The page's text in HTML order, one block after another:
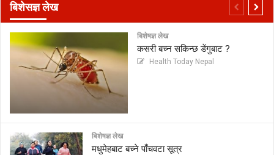
बिशेसज्ञ लेख
बिशेषज्ञ लेख
कसरी बच्न सकिन्छ डेंगुबाट ?
Health Today Nepal
बिशेषज्ञ लेख
मधुमेहबाट बच्ने पाँचवटा सूत्र